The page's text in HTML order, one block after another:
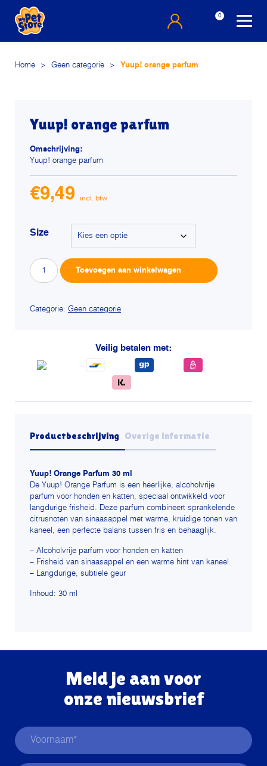
0
Home > Geen categorie > Yuup! orange parfum
Yuup! orange parfum
Omschrijving:
Yuup! orange parfum
€9,49
Size
Yuup!
orange
Toevoegen aan winkelwagen
Categorie: Geen categorie
Veilig betalen met:
Productbeschrijving Overige informatie
Yuup! Orange Parfum 30 ml
De Yuup! Orange Parfum is een heerlijke, alcoholvrije
parfum voor honden en katten, speciaal ontwikkeld voor
langdurige frisheid. Deze parfum combineert sprankelende
citrusnoten van sinaasappel met warme, kruidige tonen van
kaneel, een perfecte balans tussen fris en behaaglijk.
– Alcoholvrije parfum voor honden en katten
– Frisheid van sinaasappel en een warme hint van kaneel
– Langdurige, subtiele geur
Inhoud: 30 ml
Meld je aan voor
onze nieuwsbrief